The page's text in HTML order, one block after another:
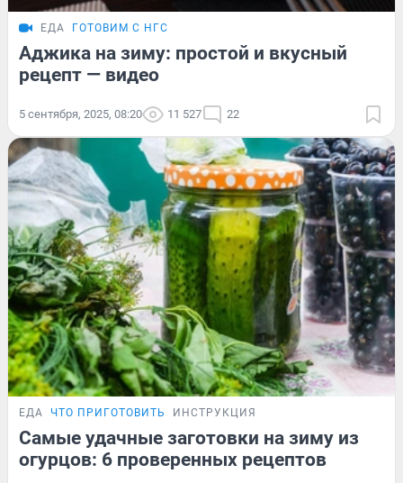
ЕДА ГОТОВИМ С НГС
Аджика на зиму: простой и вкусный
рецепт — видео
5 сентября, 2025, 08:20 11 527 22
ЕДА ЧТО ПРИГОТОВИТЬ ИНСТРУКЦИЯ
Самые удачные заготовки на зиму из
огурцов: 6 проверенных рецептов